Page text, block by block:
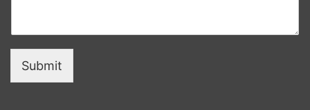
Submit